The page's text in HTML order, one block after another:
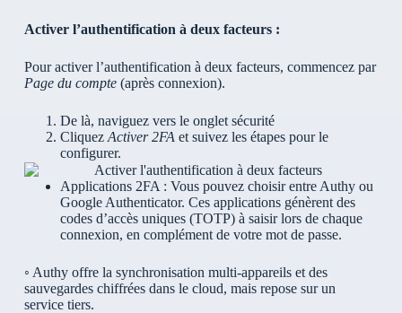
Activer l’authentification à deux facteurs :
Pour activer l’authentification à deux facteurs, commencez par
Page du compte(après connexion).
De là, naviguez vers le onglet sécurité
Cliquez Activer 2FA et suivez les étapes pour le
configurer.
Applications 2FA : Vous pouvez choisir entre Authy ou
Google Authenticator. Ces applications génèrent des
codes d’accès uniques (TOTP) à saisir lors de chaque
connexion, en complément de votre mot de passe.
◦ Authy offre la synchronisation multi-appareils et des
sauvegardes chiffrées dans le cloud, mais repose sur un
service tiers.